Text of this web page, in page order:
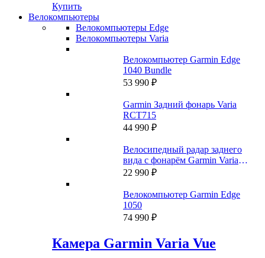
Купить
Велокомпьютеры
Велокомпьютеры Edge
Велокомпьютеры Varia
Велокомпьютер Garmin Edge
1040 Bundle
53 990 ₽
Garmin Задний фонарь Varia
RCT715
44 990 ₽
Велосипедный радар заднего
вида с фонарём Garmin Varia
RTL515 (A04024)
22 990 ₽
Велокомпьютер Garmin Edge
1050
74 990 ₽
Камера Garmin Varia Vue